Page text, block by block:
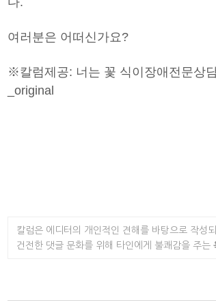
여러분은 어떠신가요?
※칼럼제공: 너는 꽃 식이장애전문상
_original
칼럼은 에디터의 개인적인 견해를 바탕으로 작성
건전한 댓글 문화를 위해 타인에게 불쾌감을 주는